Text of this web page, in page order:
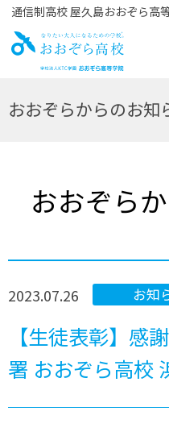
通信制高校 屋久島おおぞら高
お
おおぞらからのお知
おおぞら
2023.07.26 お知
【生徒表彰】感
署 おおぞら高校